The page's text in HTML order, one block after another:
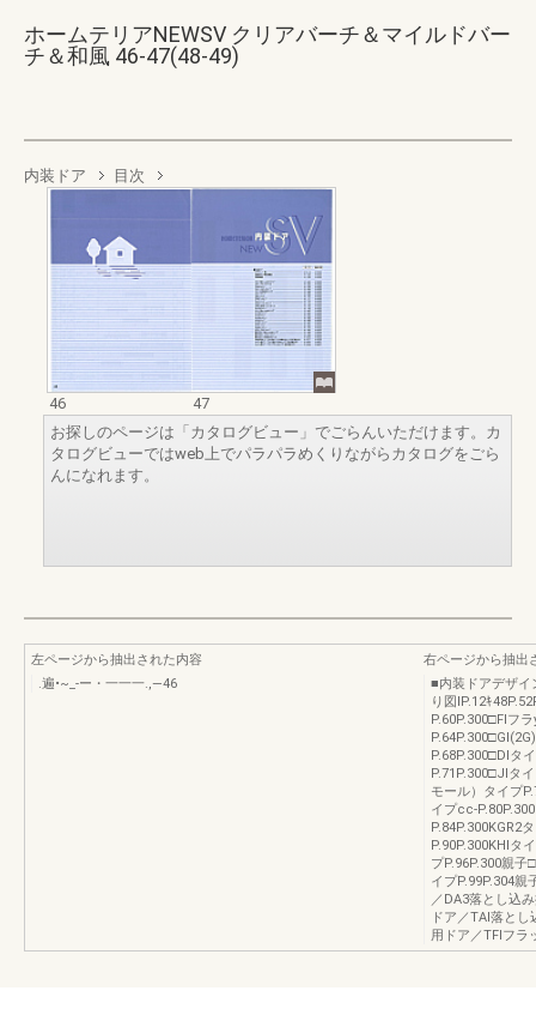
ホームテリアNEWSV クリアバーチ＆マイルドバー
チ＆和風 46-47(48-49)
内装ドア 目次
46
47
お探しのページは「カタログビュー」でごらんいただけます。カ
タログビューではweb上でパラパラめくりながらカタログをごら
んになれます。
左ページから抽出された内容
.遍•~_-ー・一一一.,—46
右ページから抽出
■内装ドアデザイ
り図IP.12ｷ
P.60P.300□Flフ
P.68P.300□Dlタ
P.71P.300□Jlタ
モール）タイプ
イプcc-
P.84P.300KGR2
P.90P.300KHlタ
プP.96P.300親子
イプP.99P.304親
／DA3落とし込
ドア／TAl落と
用ドア／TFlフラ